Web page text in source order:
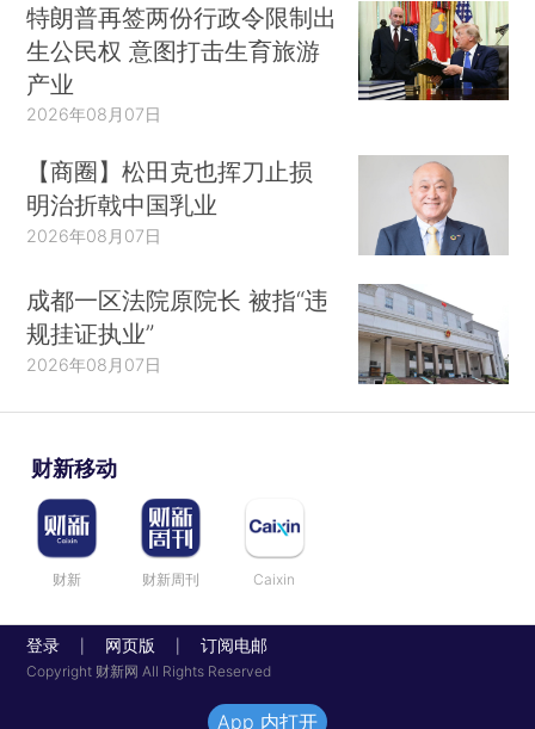
特朗普再签两份行政令限制出
生公民权 意图打击生育旅游
产业
2026年08月07日
【商圈】松田克也挥刀止损
明治折戟中国乳业
2026年08月07日
成都一区法院原院长 被指“违
规挂证执业”
2026年08月07日
财新移动
财新 财新周刊 Caixin
登录 网页版 订阅电邮
Copyright 财新网 All Rights Reserved
App 内打开